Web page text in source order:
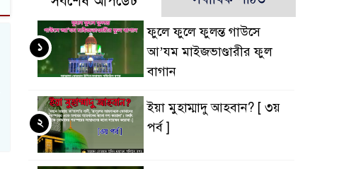
ফুলে ফুলে ফুলন্ত গাউসে
আ’যম মাইজভাণ্ডারীর ফুল
বাগান
১
ইয়া মুহাম্মাদু আহবান? [ ৩য়
পর্ব ]
২